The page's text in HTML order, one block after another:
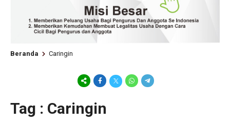
Beranda Caringin
Tag : Caringin